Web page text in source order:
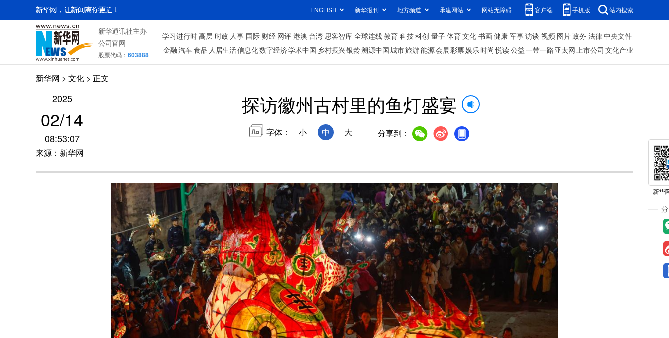
ENGLISH 新华报刊 地方频道 承建网站 网站无障碍 客户端 手机版 站内搜索
新华通讯社主办
公司官网
股票代码： 603888
学习进行时高层 时政 人事 国际 财经 网评 港澳 台湾 思客智库 全球连线教育 科技科创 量子 体育文化 书画健康 军事访谈 视频 图片政务 法律中央文件
金融汽车食品 人居生活信息化数字经济学术中国 乡村振兴银龄溯源中国城市旅游能源会展彩票娱乐时尚 悦读公益一带一路 亚太网上市公司 文化产业
新华网 > 文化 > 正文
2025
02/14
08:53:07
来源：新华网
探访徽州古村里的鱼灯盛宴
字体： 小 中 大 分享到：